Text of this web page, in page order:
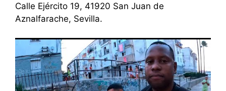
Calle Ejército 19, 41920 San Juan de
Aznalfarache, Sevilla.